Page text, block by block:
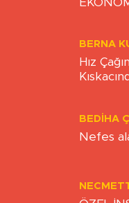
BERNA
Hız
BEDIHA
Nefes